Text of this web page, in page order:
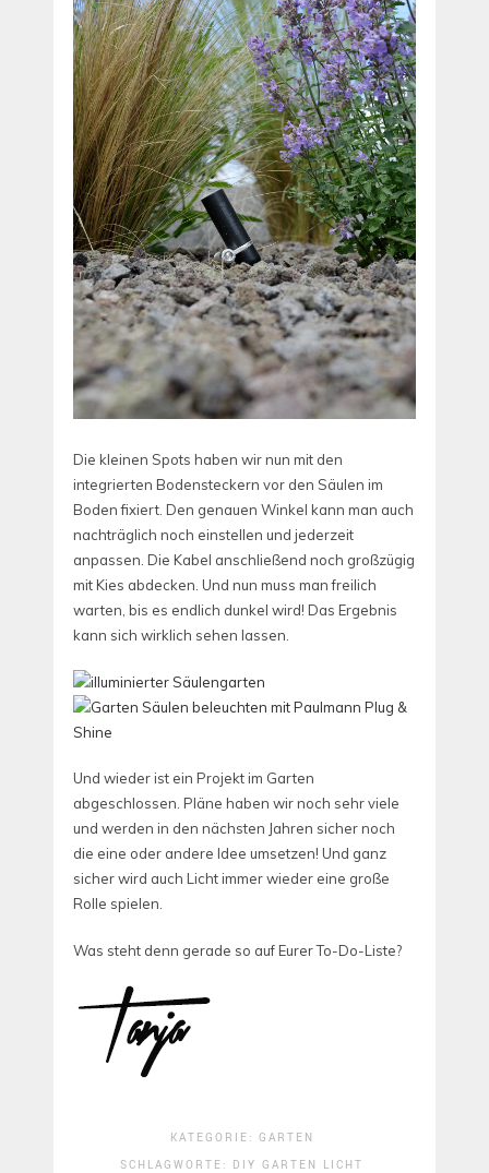
Die kleinen Spots haben wir nun mit den
integrierten Bodensteckern vor den Säulen im
Boden fixiert. Den genauen Winkel kann man auch
nachträglich noch einstellen und jederzeit
anpassen. Die Kabel anschließend noch großzügig
mit Kies abdecken. Und nun muss man freilich
warten, bis es endlich dunkel wird! Das Ergebnis
kann sich wirklich sehen lassen.
Und wieder ist ein Projekt im Garten
abgeschlossen. Pläne haben wir noch sehr viele
und werden in den nächsten Jahren sicher noch
die eine oder andere Idee umsetzen! Und ganz
sicher wird auch Licht immer wieder eine große
Rolle spielen.
Was steht denn gerade so auf Eurer To-Do-Liste?
KATEGORIE: GARTEN
SCHLAGWORTE: DIY GARTEN
LICHT